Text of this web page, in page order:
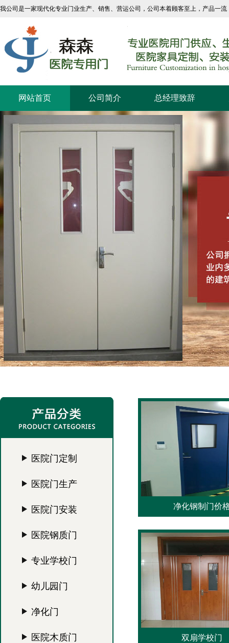
我公司是一家现代化专业门业生产、销售、营运公司，公司本着顾客至上，产品一
网站首页 公司简介 总经理致辞
联系我们
医院门定制
医院门生产
医院门安装
医院钢质门
专业学校门
幼儿园门
净化门
医院木质门
净化钢制门价
双扇学校门